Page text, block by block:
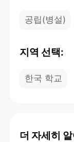
공립(병설)
지역 선택:
한국 학교
더 자세히